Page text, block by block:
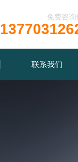
免费咨询
联系我们